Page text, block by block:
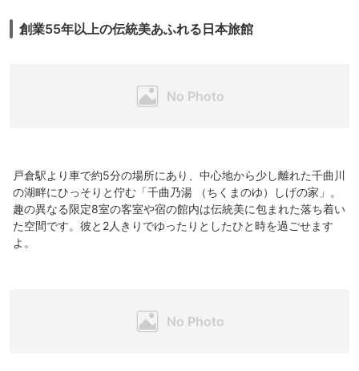
創業55年以上の伝統美あふれる日本旅館
戸倉駅より車で約5分の場所にあり、中心地から少し離れた千曲川
の湖畔にひっそりと佇む「千曲乃湯 （ちくまのゆ）しげの家」。
趣の異なる限定8室の客室や宿の館内は伝統美に包まれた落ち着い
た空間です。彼と2人きりでゆったりとしたひと時を過ごせます
よ。